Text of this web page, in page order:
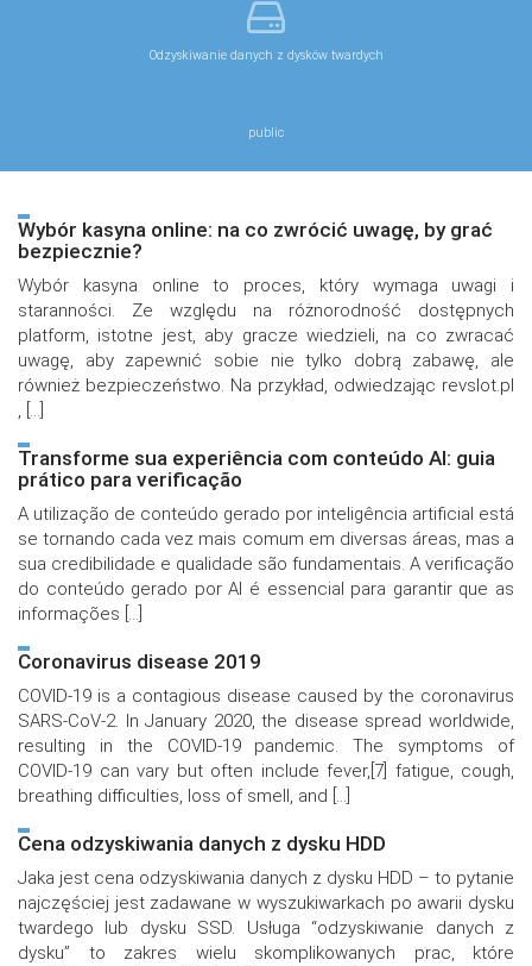
Odzyskiwanie danych z dysków twardych
public
Wybór kasyna online: na co zwrócić uwagę, by grać
bezpiecznie?
Wybór kasyna online to proces, który wymaga uwagi i
staranności. Ze względu na różnorodność dostępnych
platform, istotne jest, aby gracze wiedzieli, na co zwracać
uwagę, aby zapewnić sobie nie tylko dobrą zabawę, ale
również bezpieczeństwo. Na przykład, odwiedzając revslot.pl
, […]
Transforme sua experiência com conteúdo AI: guia
prático para verificação
A utilização de conteúdo gerado por inteligência artificial está
se tornando cada vez mais comum em diversas áreas, mas a
sua credibilidade e qualidade são fundamentais. A verificação
do conteúdo gerado por AI é essencial para garantir que as
informações […]
Coronavirus disease 2019
COVID-19 is a contagious disease caused by the coronavirus
SARS-CoV-2. In January 2020, the disease spread worldwide,
resulting in the COVID-19 pandemic. The symptoms of
COVID‑19 can vary but often include fever,[7] fatigue, cough,
breathing difficulties, loss of smell, and […]
Cena odzyskiwania danych z dysku HDD
Jaka jest cena odzyskiwania danych z dysku HDD – to pytanie
najczęściej jest zadawane w wyszukiwarkach po awarii dysku
twardego lub dysku SSD. Usługa “odzyskiwanie danych z
dysku” to zakres wielu skomplikowanych prac, które